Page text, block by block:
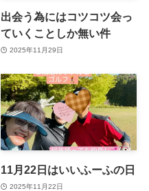
出会う為にはコツコツ会っ
ていくことしか無い件
2025年11月29日
11月22日はいいふーふの日
2025年11月22日